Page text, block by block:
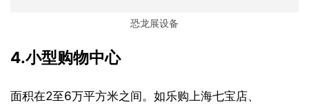
恐龙展设备
4.小型购物中心
面积在2至6万平方米之间。如乐购上海七宝店、